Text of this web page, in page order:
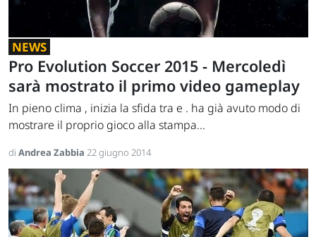
NEWS
Pro Evolution Soccer 2015 - Mercoledì
sarà mostrato il primo video gameplay
In pieno clima , inizia la sfida tra e . ha già avuto modo di
mostrare il proprio gioco alla stampa...
di Andrea Zabbia 22 giugno 2014